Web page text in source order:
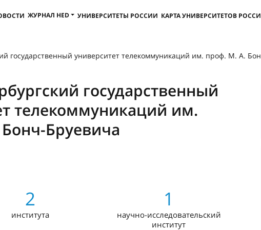
ЖУРНАЛ HED УНИВЕРСИТЕТЫ РОССИИ КАРТА УНИВЕРСИТЕТОВ
государственный университет телекоммуникаций им. проф. М. А.
государственный
телекоммуникаций им.
Бруевича
2
института
1
научно-исследовательский
институт